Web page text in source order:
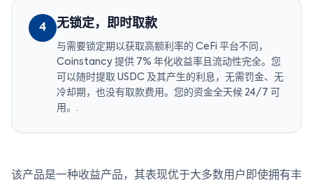
4 无锁定，即时取款
与需要锁定期以获取高额利率的 CeFi 平台不同，
Coinstancy 提供 7% 年化收益率且流动性完全。您
可以随时提取 USDC 及其产生的利息，无需罚金、无
冷却期，也没有取款费用。您的资金全天候 24/7 可
用。.
该产品是一种收益产品，其表现优于大多数用户即使拥有丰